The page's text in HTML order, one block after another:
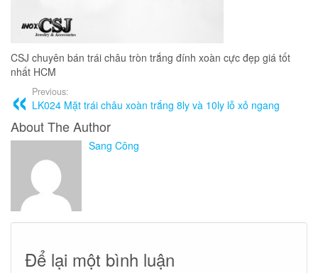
CSJ chuyên bán trái châu tròn trắng đính xoàn cực đẹp giá tốt
nhất HCM
Previous:
LK024 Mặt trái châu xoàn trắng 8ly và 10ly lỗ xỏ ngang
About The Author
Sang Công
Để lại một bình luận